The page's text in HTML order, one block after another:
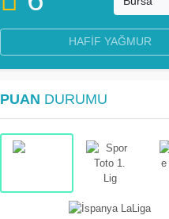
HAFIF YAĞMUR
PUAN DURUMU